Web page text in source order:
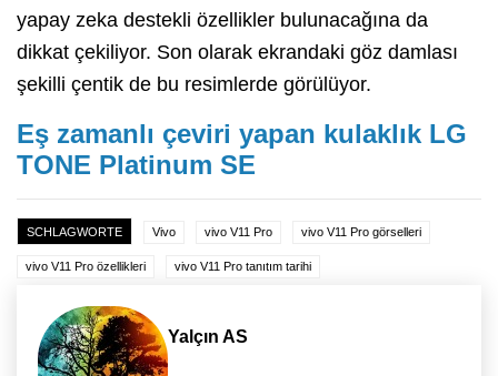
yapay zeka destekli özellikler bulunacağına da
dikkat çekiliyor. Son olarak ekrandaki göz damlası
şekilli çentik de bu resimlerde görülüyor.
Eş zamanlı çeviri yapan kulaklık LG
TONE Platinum SE
SCHLAGWORTE Vivo vivo V11 Pro vivo V11 Pro görselleri
vivo V11 Pro özellikleri vivo V11 Pro tanıtım tarihi
Yalçın AS